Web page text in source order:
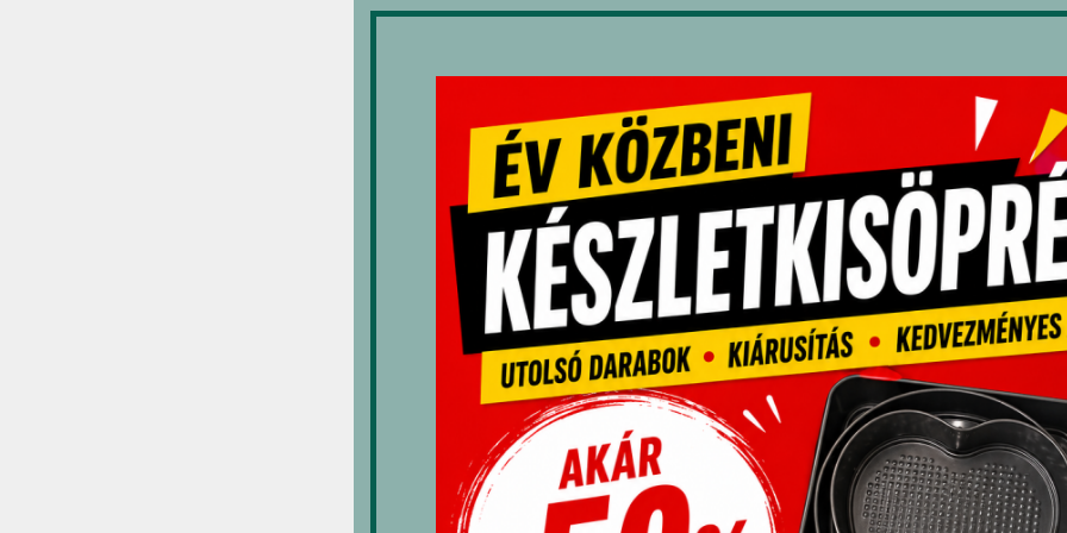
elviteles
Anyaga :
Anyag:
néven
szorosan
100 db /
Nézz szét a